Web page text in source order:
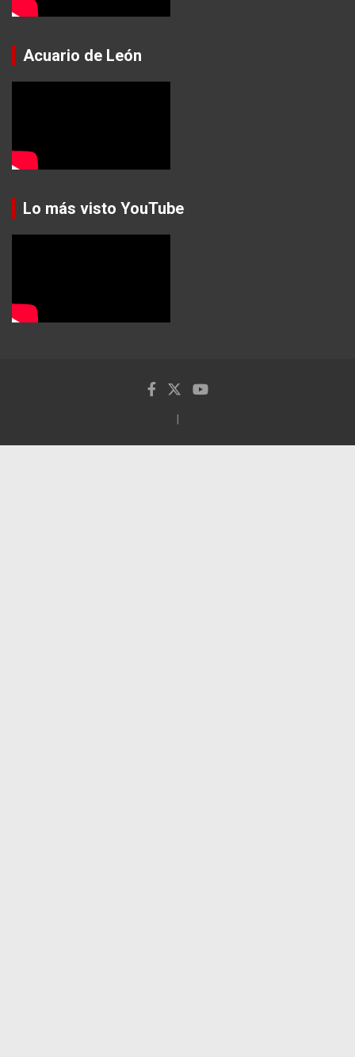
Acuario de León
Lo más visto YouTube